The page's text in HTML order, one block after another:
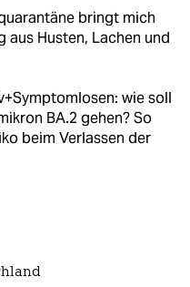
bringt mich
aus Husten, Lachen und
wie soll
BA.2 gehen? So
beim Verlassen der